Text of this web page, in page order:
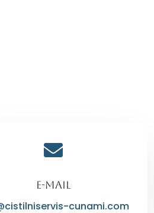

E-mail
cunami.com